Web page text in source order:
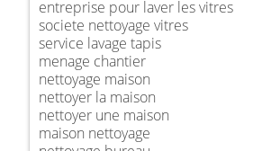
entreprise pour laver les vitres
societe nettoyage vitres
service lavage tapis
menage chantier
nettoyage maison
nettoyer la maison
nettoyer une maison
maison nettoyage